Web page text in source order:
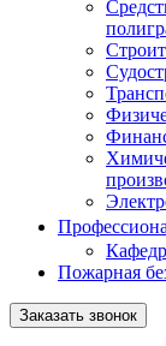
Пожарная
Заказать звонок